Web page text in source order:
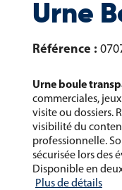
Urne
Référence :
Urne boule
commerciales,
visite ou dossiers.
visibilité du
professionnelle.
sécurisée lors des
Disponible en
Plus de détails